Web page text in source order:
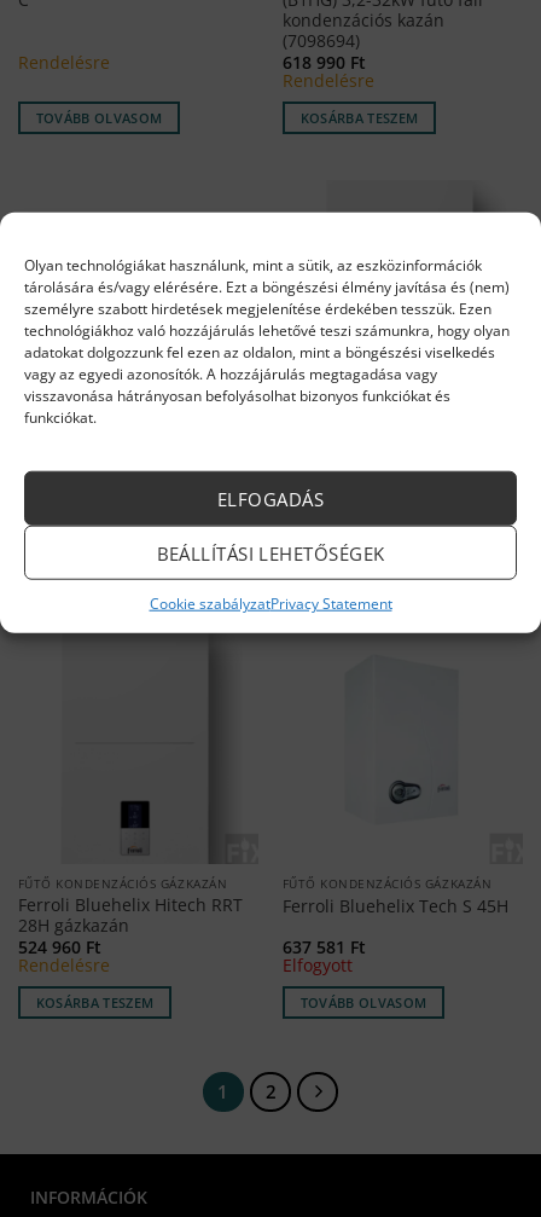
Olyan technológiákat használunk, mint a sütik, az eszközinformációk
tárolására és/vagy elérésére. Ezt a böngészési élmény javítása és (nem)
személyre szabott hirdetések megjelenítése érdekében tesszük. Ezen
technológiákhoz való hozzájárulás lehetővé teszi számunkra, hogy olyan
adatokat dolgozzunk fel ezen az oldalon, mint a böngészési viselkedés
vagy az egyedi azonosítók. A hozzájárulás megtagadása vagy
visszavonása hátrányosan befolyásolhat bizonyos funkciókat és
funkciókat.
ELFOGADÁS
BEÁLLÍTÁSI LEHETŐSÉGEK
Cookie szabályzatPrivacy Statement
Rendelésre
TOVÁBB OLVASOM
kondenzációs kazán
(7098694)
618 990 Ft
Rendelésre
KOSÁRBA TESZEM
kondenzációs fűtő álló kazán
Rendelésre
526 729
Rendelésre
KOSÁRBA TESZEM
FŰTŐ KONDENZÁCIÓS GÁZKAZÁN
Ferroli Bluehelix Hitech RRT
28H gázkazán
524 960 Ft
Rendelésre
KOSÁRBA TESZEM
FŰTŐ KONDENZÁCIÓS GÁZKAZÁN
Ferroli Bluehelix Tech S 45H
637 581 Ft
Elfogyott
TOVÁBB OLVASOM
1 2
INFORMÁCIÓK